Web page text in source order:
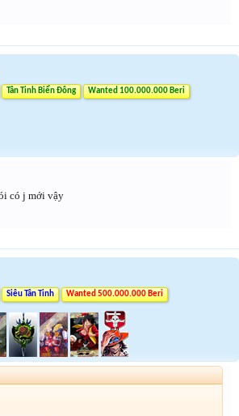
Tân Tinh Biển Đông Wanted 100.000.000 Beri
có j mới vậy
Siêu Tân Tinh Wanted 500.000.000 Beri